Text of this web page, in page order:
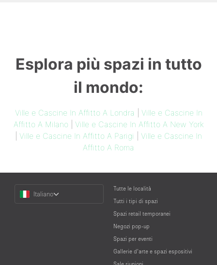
Esplora più spazi in tutto
il mondo:
Ville e Cascine In Affitto A Londra
Ville e Cascine In
Affitto A Milano| Ville e Cascine In Affitto A New York
Ville e Cascine In Affitto A Parigi
Ville e Cascine In
Affitto A Roma
Language
Italiano
Tutte le località
Tutti i tipi di spazi
Spazi retail temporanei
Negozi pop-up
Spazi per eventi
Gallerie d’arte e spazi espositivi